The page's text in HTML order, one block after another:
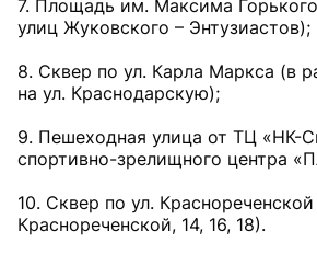
7. Площадь им. Максима
улиц Жуковского – Энтузиастов);
8. Сквер по ул. Карла Маркса (в
на ул. Краснодарскую);
9. Пешеходная улица от ТЦ «НК-
спортивно-зрелищного центра
10. Сквер по ул.
Краснореченской, 14, 16, 18).